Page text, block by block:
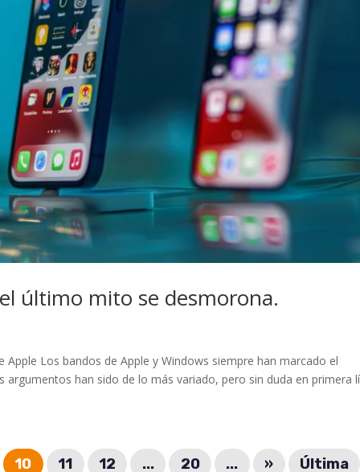
último mito se desmorona.
Los bandos de Apple y Windows siempre han marcado el
han sido de lo más variado, pero sin duda en primera
10 11 12 ... 20 ... » Última